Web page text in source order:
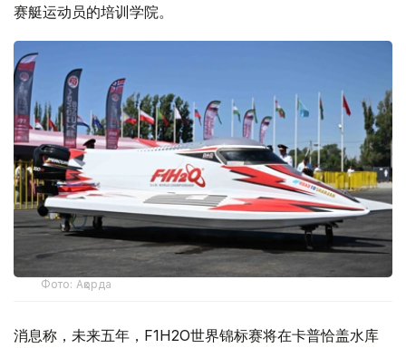
赛艇运动员的培训学院。
Фото: Ақорда
消息称，未来五年，F1H2O世界锦标赛将在卡普恰盖水库